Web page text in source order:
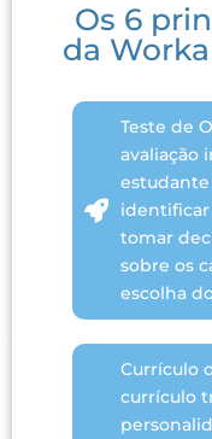
Os 6
da
Teste de
avaliação
estudante
identificar
tomar
sobre os
escolha
Currículo
currículo